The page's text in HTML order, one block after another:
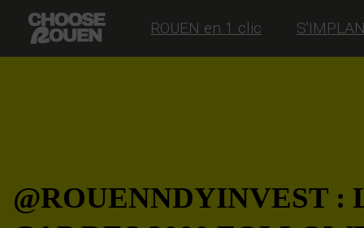
ROUEN en 1 clic
@ROUENNDYINVEST :